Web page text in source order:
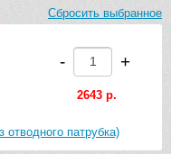
Сбросить выбранное
патрубка)
- +
2643 р.